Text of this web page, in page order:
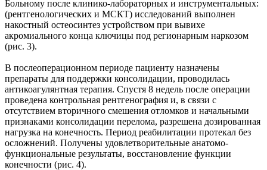
Больному после клинико-лабораторных и инструментальных:
(рентгенологических и МСКТ) исследований выполнен
накостный остеосинтез устройством при вывихе
акромиального конца ключицы под регионарным наркозом
(рис. 3).
В послеоперационном периоде пациенту назначены
препараты для поддержки консолидации, проводилась
антикоагулянтная терапия. Спустя 8 недель после операции
проведена контрольная рентгенография и, в связи с
отсутствием вторичного смешения отломков и начальными
признаками консолидации перелома, разрешена дозированная
нагрузка на конечность. Период реабилитации протекал без
осложнений. Получены удовлетворительные анатомо-
функциональные результаты, восстановление функции
конечности (рис. 4).